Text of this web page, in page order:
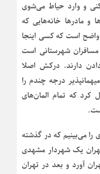
و وارد حیاط می‌شوی
و مادرها خانه‌هایی که
واضح است که کسی اینجا
شهرستانی است
دارند. درکش اصلا
درجه چندم را
که تمام المان‌های
را می‌بینیم که در گذشته
یک شهردار مشهدی
آورد و بعد در تهران